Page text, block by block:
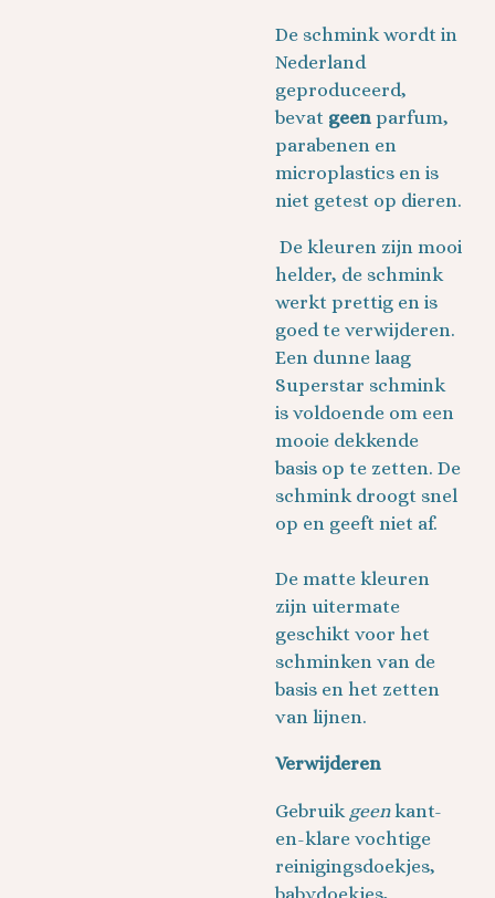
De schmink wordt in
Nederland
geproduceerd,
bevat geen parfum,
parabenen en
microplastics en is
niet getest op dieren.
De kleuren zijn mooi
helder, de schmink
werkt prettig en is
goed te verwijderen.
Een dunne laag
Superstar schmink
is voldoende om een
mooie dekkende
basis op te zetten. De
schmink droogt snel
op en geeft niet af.
De matte kleuren
zijn uitermate
geschikt voor het
schminken van de
basis en het zetten
van lijnen.
Verwijderen
Gebruik geenkant-
en-klare vochtige
reinigingsdoekjes,
babydoekjes,